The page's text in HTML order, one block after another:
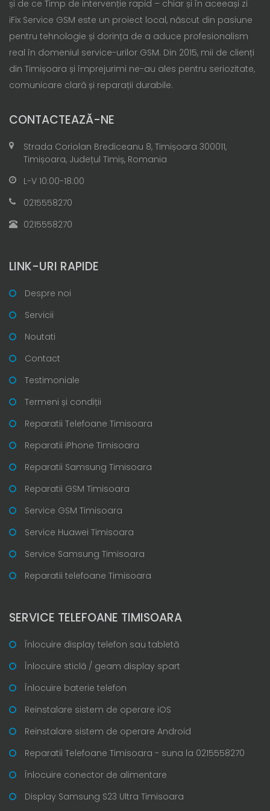
și de ce Timp de intervenție rapid – chiar și în aceeași zi
iFix Service GSM este un proiect local, născut din pasiune
pentru tehnologie și dorința de a aduce profesionalism
real în domeniul service-urilor GSM. Din 2015, mii de clienți
din Timișoara și împrejurimi ne-au ales pentru seriozitate,
comunicare clară și reparații durabile.
CONTACTEAZĂ-NE
Strada Coriolan Brediceanu 8, Timișoara 300011,
Timișoara, Județul Timiș, Romania
L-V 10:00-18:00
0215558270
0215558270
LINK-URI RAPIDE
Despre noi
Servicii
Noutati
Contact
Testimoniale
Termeni și condiții
Reparatii Telefoane Timisoara
Reparatii iPhone Timisoara
Reparatii Samsung Timisoara
Reparatii GSM Timisoara
Service GSM Timisoara
Service Huawei Timisoara
Service Samsung Timisoara
Reparatii telefoane Timisoara
SERVICE TELEFOANE TIMISOARA
Înlocuire display telefon sau tabletă
Înlocuire sticlă / geam display spart
Înlocuire baterie telefon
Reinstalare sistem de operare iOS
Reinstalare sistem de operare Android
Reparatii Telefoane Timisoara - suna la 0215558270
Înlocuire conector de alimentare
Display Samsung S23 Ultra Timisoara